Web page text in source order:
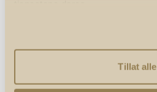
Tillat alle